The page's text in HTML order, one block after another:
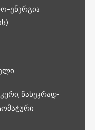
ენერგია
ნახევრად-